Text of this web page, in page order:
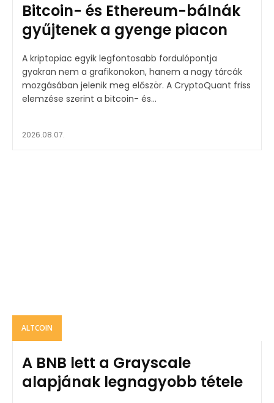
Bitcoin- és Ethereum-bálnák
gyűjtenek a gyenge piacon
A kriptopiac egyik legfontosabb fordulópontja
gyakran nem a grafikonokon, hanem a nagy tárcák
mozgásában jelenik meg először. A CryptoQuant friss
elemzése szerint a bitcoin- és...
2026.08.07.
ALTCOIN
A BNB lett a Grayscale
alapjának legnagyobb tétele